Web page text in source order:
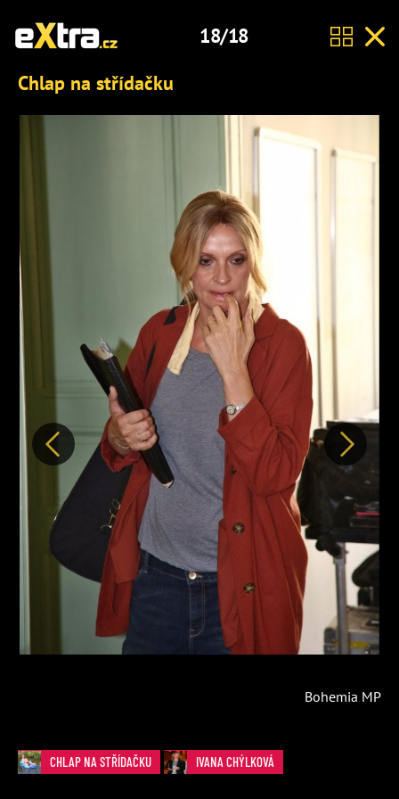
18/18
Chlap na střídačku
Předchozí Další
Bohemia MP
CHLAP NA STŘÍDAČKU IVANA CHÝLKOVÁ